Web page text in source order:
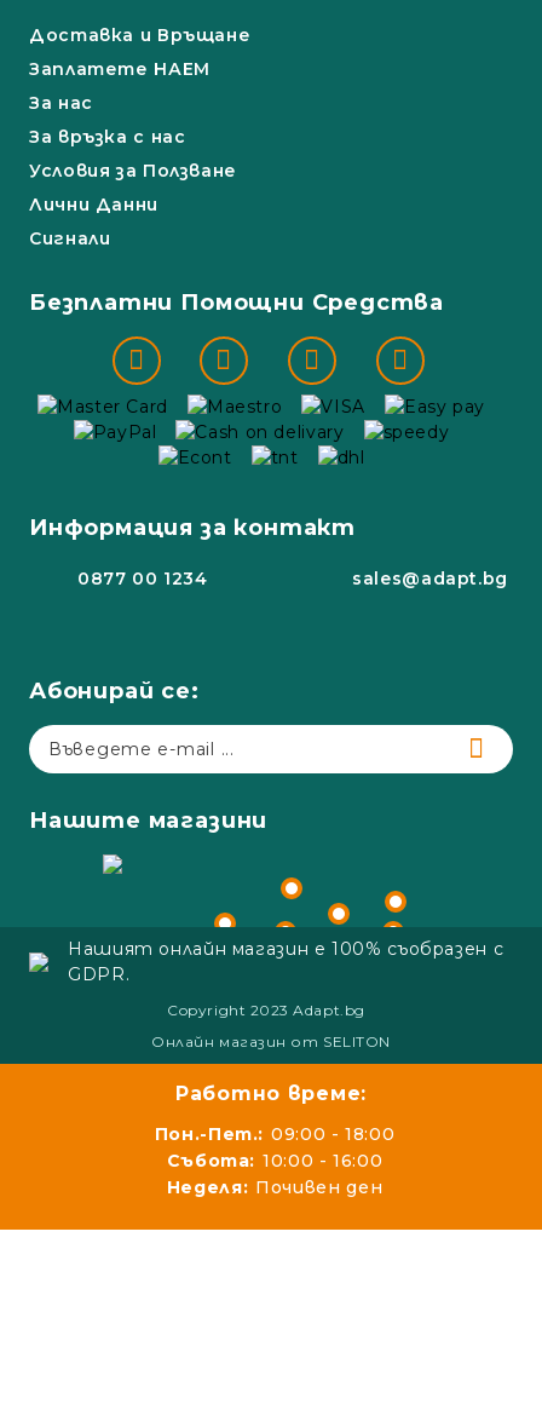
Доставка и Връщане
Заплатете НАЕМ
За нас
За връзка с нас
Условия за Ползване
Лични Данни
Сигнали
Безплатни Помощни Средства
Информация за контакт
0877 00 1234 sales@adapt.bg
Абонирай се:
Нашите магазини
Нашият онлайн магазин е 100% съобразен с
GDPR.
Copyright 2023 Adapt.bg
Онлайн магазин от SELITON
Работно време:
Пон.-Пет.: 09:00 - 18:00
Събота: 10:00 - 16:00
Неделя: Почивен ден